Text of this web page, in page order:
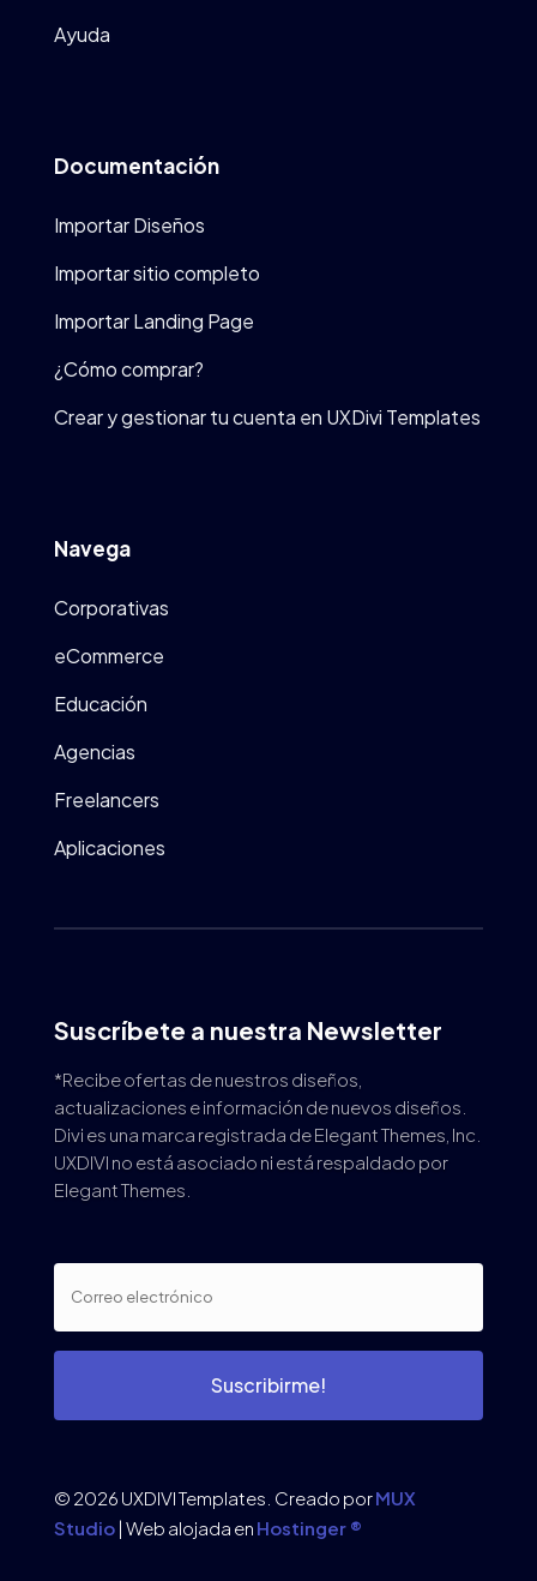
Ayuda
Documentación
Importar Diseños
Importar sitio completo
Importar Landing Page
¿Cómo comprar?
Crear y gestionar tu cuenta en UXDivi Templates
Navega
Corporativas
eCommerce
Educación
Agencias
Freelancers
Aplicaciones
Suscríbete a nuestra Newsletter
*Recibe ofertas de nuestros diseños,
actualizaciones e información de nuevos diseños.
Divi es una marca registrada de Elegant Themes, Inc.
UXDIVI no está asociado ni está respaldado por
Elegant Themes.
Suscribirme!
© 2026 UXDIVI Templates. Creado porMUX
Studio| Web alojada en Hostinger ®